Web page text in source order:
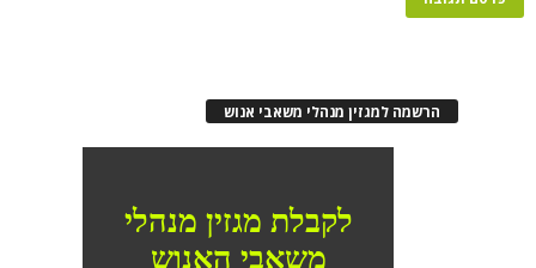
הרשמה למגזין מנהלי משאבי אנוש